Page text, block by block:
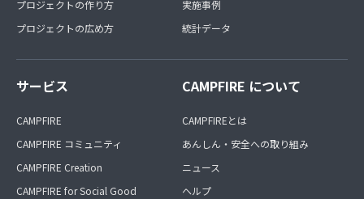
プロジェクトの作り方
プロジェクトの広め方
実施事例
統計データ
サービス
CAMPFIRE
CAMPFIRE コミュニティ
CAMPFIRE Creation
CAMPFIRE for Social Good
CAMPFIRE について
CAMPFIREとは
あんしん・安全への取り組み
ニュース
ヘルプ